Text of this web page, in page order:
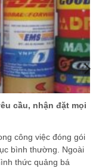
cầu, nhận đặt mọi
công việc đóng gói
bình thường. Ngoài
thức quảng bá